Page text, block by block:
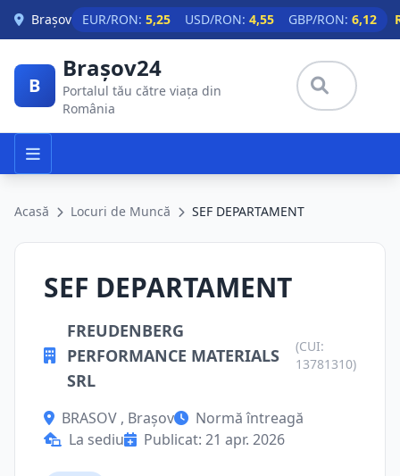
Skip to main content
Brașov EUR/RON: 5,25 USD/RON: 4,55 GBP/RON: 6,12
B
Brașov24
Portalul tău către viața din
România
Acasă Locuri de Muncă SEF DEPARTAMENT
SEF DEPARTAMENT
FREUDENBERG
PERFORMANCE MATERIALS
SRL
(CUI:
13781310)
BRASOV , Brașov
Normă întreagă
La sediu
Publicat: 21 apr. 2026